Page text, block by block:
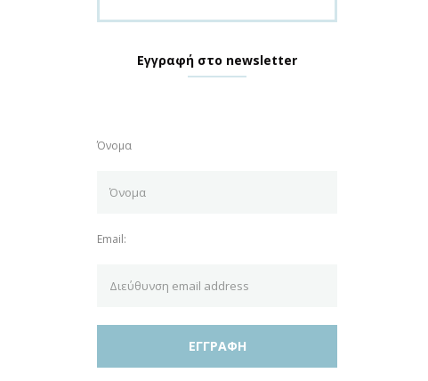
Εγγραφή στο newsletter
Όνομα
Email: